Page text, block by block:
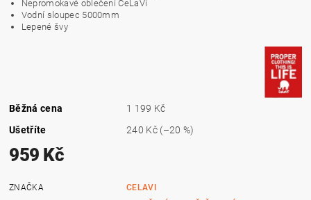
Nepromokavé oblečení CeLaVi
Vodní sloupec 5000mm
Lepené švy
Běžná cena
1 199 Kč
Ušetříte
240 Kč (–20 %)
959 Kč
ZNAČKA
CELAVI